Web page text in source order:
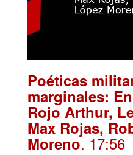
Poéticas
marginales:
Rojo Arthur,
Max Rojas,
Moreno. 17:56